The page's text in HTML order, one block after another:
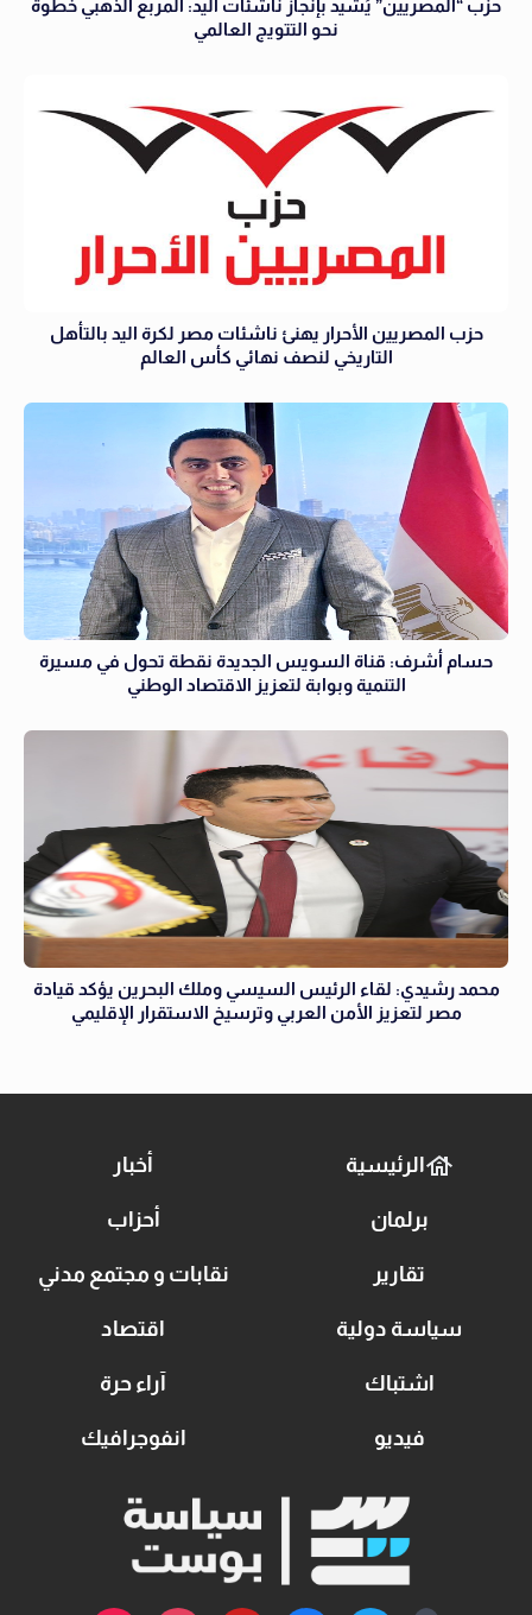
حزب “المصريين” يُشيد بإنجاز ناشئات اليد: المربع الذهبي خطوة
نحو التتويج العالمي
حزب المصريين الأحرار يهنئ ناشئات مصر لكرة اليد بالتأهل
التاريخي لنصف نهائي كأس العالم
حسام أشرف: قناة السويس الجديدة نقطة تحول في مسيرة
التنمية وبوابة لتعزيز الاقتصاد الوطني
محمد رشيدي: لقاء الرئيس السيسي وملك البحرين يؤكد قيادة
مصر لتعزيز الأمن العربي وترسيخ الاستقرار الإقليمي
الرئيسية أخبار
برلمان أحزاب
تقارير نقابات و مجتمع مدني
سياسة دولية اقتصاد
اشتباك آراء حرة
فيديو انفوجرافيك